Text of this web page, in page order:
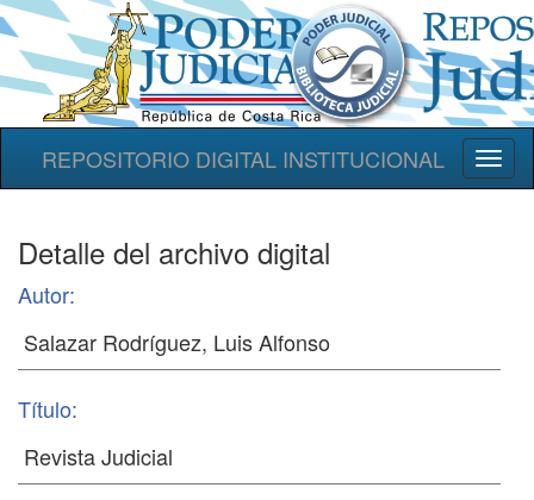
REPOSITORIO DIGITAL INSTITUCIONAL
Detalle del archivo digital
Autor:
Título: